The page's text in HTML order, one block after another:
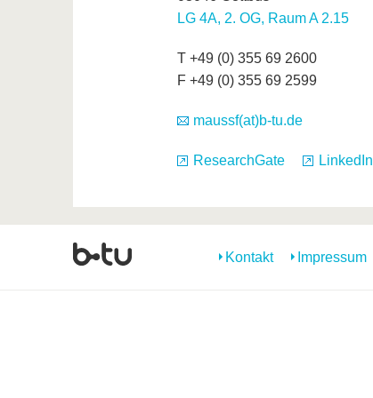
LG 4A, 2. OG, Raum A 2.15
T +49 (0) 355 69 2600
F +49 (0) 355 69 2599
maussf(at)b-tu.de
ResearchGate LinkedIn
Kontakt Impressum